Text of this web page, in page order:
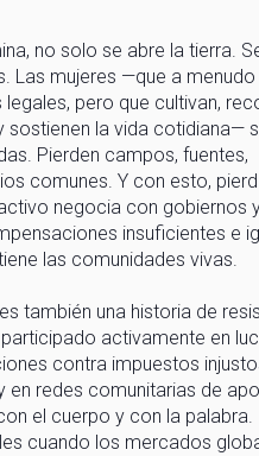
no solo se abre la tierra.
Las mujeres —que a
pero que cultivan,
sostienen la vida cotidiana—
Pierden campos, fuentes,
comunes. Y con esto,
negocia con gobiernos
insuficientes e
las comunidades vivas.
también una historia de
activamente en
contra impuestos
en redes comunitarias de
el cuerpo y con la palabra.
cuando los mercados